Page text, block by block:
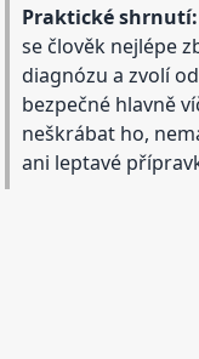
Praktické shrnutí:
se člověk nejlépe
diagnózu a zvolí
bezpečné hlavně
neškrábat ho,
ani leptavé